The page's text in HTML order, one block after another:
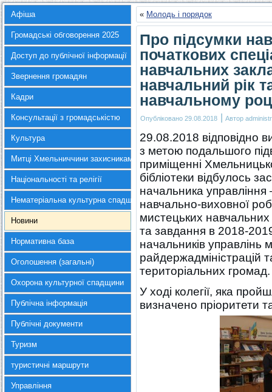
Афіша
Громадські обговорення 2025
Доступ до публічної інформації
Звернення громадян
Кадри
Консультації з громадськістю
Культура
Митці Хмельниччини захисникам України
Національності та релігії
Нематеріальна культурна спадщина
Новини
Нормативна база
Оголошення (загальні)
Охорона культурної спадщини
Публічна інформація
Публічні документи
Туризм
туристичні маршрути
Управління
« Молодь і порядок
Про підсумки
початкових
навчальних
навчальний рік
навчальному
Опубліковано 29.08.2018 | Автор
29.08.2018 відповідно
з метою подальшого
приміщенні
бібліотеки відбулось
начальника управління
навчально-виховної
мистецьких
та завдання в 2018-
начальників управлінь
райдержадміністрацій
територіальних громад.
У ході колегії, яка
визначено пріоритети